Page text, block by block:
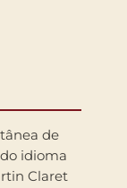
de
idioma
Claret